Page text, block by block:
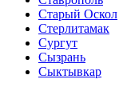
Старый Оскол
Стерлитамак
Сургут
Сызрань
Сыктывкар